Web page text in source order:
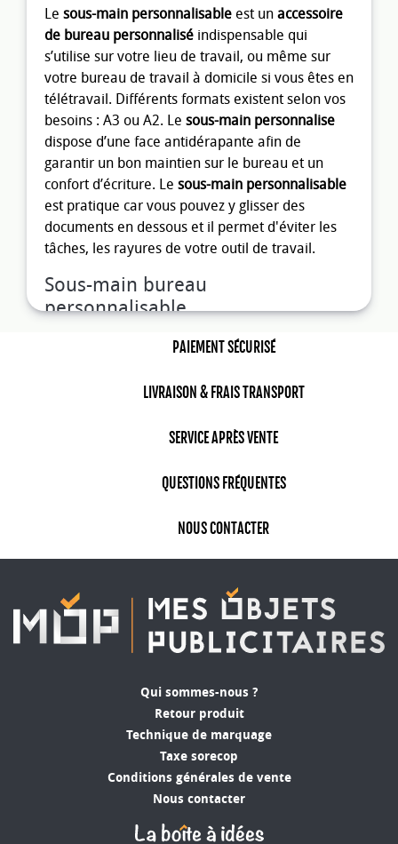
Le sous-main personnalisable est un accessoire
de bureau personnalisé indispensable qui
s’utilise sur votre lieu de travail, ou même sur
votre bureau de travail à domicile si vous êtes en
télétravail. Différents formats existent selon vos
besoins : A3 ou A2. Le sous-main personnalise
dispose d’une face antidérapante afin de
garantir un bon maintien sur le bureau et un
confort d’écriture. Le sous-main personnalisable
est pratique car vous pouvez y glisser des
documents en dessous et il permet d'éviter les
tâches, les rayures de votre outil de travail.
Sous-main bureau
personnalisable
sous-main publicitaireest ungoodie
de bureau parfait pour
photo, une image, un dessin, texte ou bien un
sous-main à personnaliser
suffisament de place pour faire une belle
votre entreprise ou le calendrier de votre
feuillets que vous avez sélectionnné. Nous avons
pour la plupart de nos sous-main, le choix entre
25, 50 et 10 feuillets.
personnalisé
calendrier sous-main personnalisé
permet également de noter vos rendez-vous
directement dessus au lieu de prendre un
agenda ! Gagnez en rapidité et en efficacité !
vous assurez une haute visibilité pour votre
PAIEMENT SÉCURISÉ
LIVRAISON & FRAIS TRANSPORT
SERVICE APRÈS VENTE
QUESTIONS FRÉQUENTES
NOUS CONTACTER
Qui sommes-nous ?
Retour produit
Technique de marquage
Taxe sorecop
Conditions générales de vente
Nous contacter